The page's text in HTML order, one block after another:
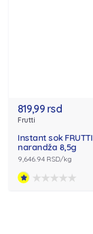
819,99 rsd
Frutti
Instant sok FRUTTI
narandža 8,5g
9,646.94 RSD/kg